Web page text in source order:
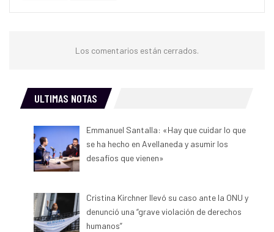
Los comentarios están cerrados.
ULTIMAS NOTAS
Emmanuel Santalla: «Hay que cuidar lo que
se ha hecho en Avellaneda y asumir los
desafíos que vienen»
Cristina Kirchner llevó su caso ante la ONU y
denunció una “grave violación de derechos
humanos”